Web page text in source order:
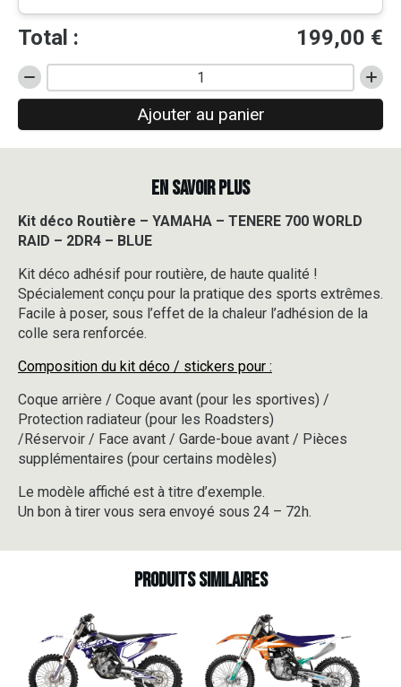
Total : 199,00 €
quantité
de
déco
Routière
TENERE
700
RAID
-
2DR4
-
BLUE
Ajouter au panier
EN SAVOIR PLUS
Kit déco Routière – YAMAHA – TENERE 700 WORLD
RAID – 2DR4 – BLUE
Kit déco adhésif pour routière, de haute qualité !
Spécialement conçu pour la pratique des sports extrêmes.
Facile à poser, sous l’effet de la chaleur l’adhésion de la
colle sera renforcée.
Composition du kit déco / stickers pour :
Coque arrière / Coque avant (pour les sportives) /
Protection radiateur (pour les Roadsters)
/Réservoir / Face avant / Garde-boue avant / Pièces
supplémentaires (pour certains modèles)
Le modèle affiché est à titre d’exemple.
Un bon à tirer vous sera envoyé sous 24 – 72h.
Produits similaires